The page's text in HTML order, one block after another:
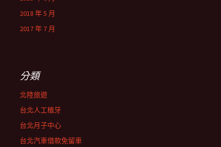
2018 年 5 月
2017 年 7 月
分類
北陸旅遊
台北人工植牙
台北月子中心
台北汽車借款免留車